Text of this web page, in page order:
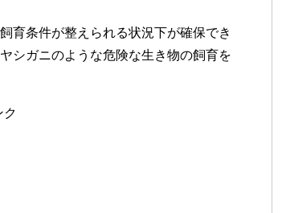
育条件が整えられる状況下が確保でき
シガニのような危険な生き物の飼育を
ク